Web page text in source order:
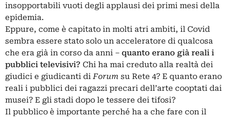
insopportabili vuoti degli applausi dei primi mesi della
epidemia.
Eppure, come è capitato in molti atri ambiti, il Covid
sembra essere stato solo un acceleratore di qualcosa
che era già in corso da anni – quanto erano già reali i
pubblici televisivi? Chi ha mai creduto alla realtà dei
giudici e giudicanti diForum su Rete 4? E quanto erano
reali i pubblici dei ragazzi precari dell’arte cooptati dai
musei? E gli stadi dopo le tessere dei tifosi?
Il pubblico è importante perché ha a che fare con il